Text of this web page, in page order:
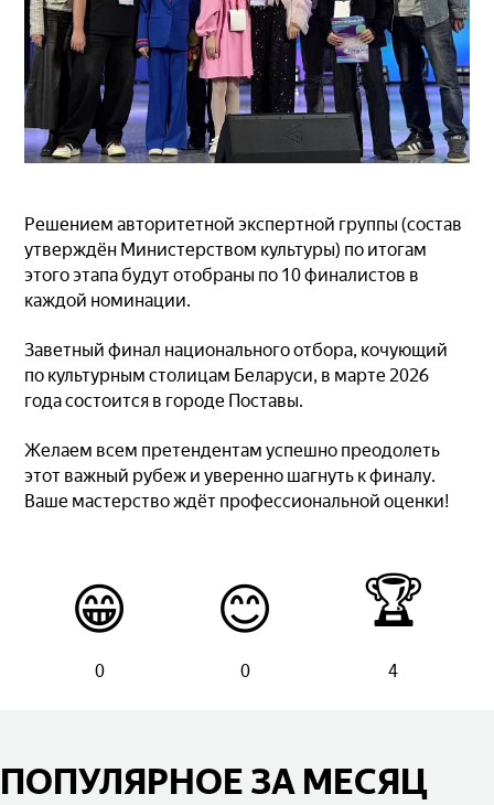
Решением авторитетной экспертной группы (состав
утверждён Министерством культуры) по итогам
этого этапа будут отобраны по 10 финалистов в
каждой номинации.
Заветный финал национального отбора, кочующий
по культурным столицам Беларуси, в марте 2026
года состоится в городе Поставы.
Желаем всем претендентам успешно преодолеть
этот важный рубеж и уверенно шагнуть к финалу.
Ваше мастерство ждёт профессиональной оценки!
😁
0
😊
0
🏆
4
ПОПУЛЯРНОЕ ЗА МЕСЯЦ